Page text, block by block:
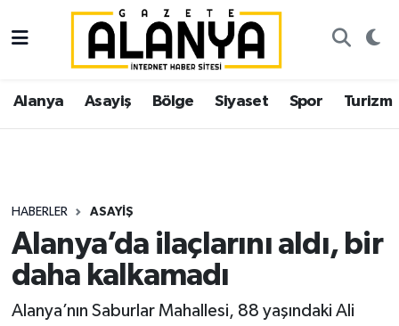
Alanya Asayiş Bölge Siyaset Spor Turizm
HABERLER ASAYIŞ
Alanya’da ilaçlarını aldı, bir
daha kalkamadı
Alanya’nın Saburlar Mahallesi, 88 yaşındaki Ali
Alanya
Asayiş
Siyaset
Spor
İstanbul Nöbetçi Eczaneler
İstanbul Hava Durumu
Süper Lig Puan Durumu ve Fikstür
Tüm Manşetler